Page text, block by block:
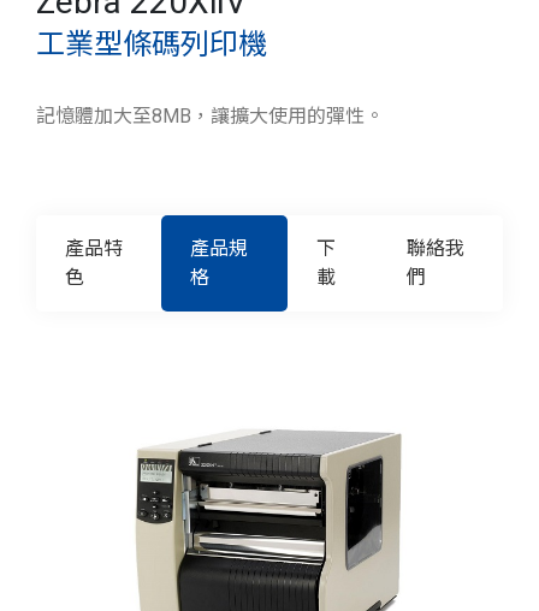
工業型條碼列印機
記憶體加大至8MB，讓擴大使用的彈性。
產品特
色
產品規
格
下
載
聯絡我
們